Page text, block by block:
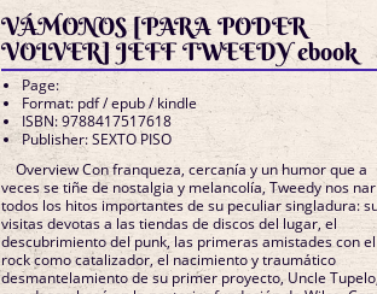
VÁMONOS [PARA PODER
VOLVER] JEFF TWEEDY ebook
Page:
Format: pdf / epub / kindle
ISBN: 9788417517618
Publisher: SEXTO PISO
Overview Con franqueza, cercanía y un humor que a
veces se tiñe de nostalgia y melancolía, Tweedy nos
todos los hitos importantes de su peculiar singladura:
visitas devotas a las tiendas de discos del lugar, el
descubrimiento del punk, las primeras amistades con el
rock como catalizador, el nacimiento y traumático
desmantelamiento de su primer proyecto, Uncle